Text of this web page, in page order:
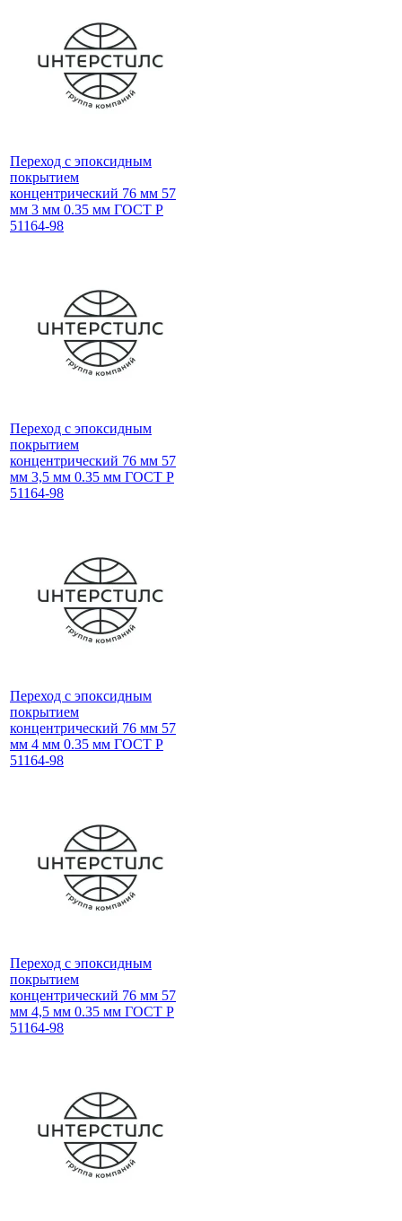
Переход с эпоксидным
покрытием
концентрический 76 мм 57
мм 3 мм 0.35 мм ГОСТ Р
51164-98
Переход с эпоксидным
покрытием
концентрический 76 мм 57
мм 3,5 мм 0.35 мм ГОСТ Р
51164-98
Переход с эпоксидным
покрытием
концентрический 76 мм 57
мм 4 мм 0.35 мм ГОСТ Р
51164-98
Переход с эпоксидным
покрытием
концентрический 76 мм 57
мм 4,5 мм 0.35 мм ГОСТ Р
51164-98